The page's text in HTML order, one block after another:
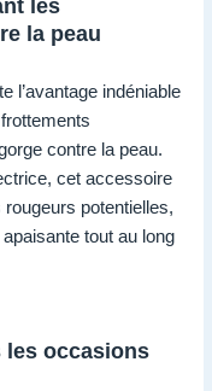
les
la peau
l’avantage indéniable
contre la peau.
cet accessoire
potentielles,
tout au long
les occasions